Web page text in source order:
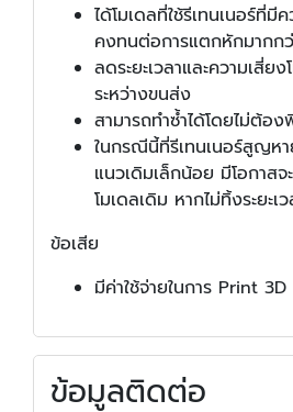
ได้โมเดลที่ใช้รีเทนเนอร์ที่มี
คงทนต่อการแตกหักมากก
ลดระยะเวลาและความเสี่ย
ระหว่างขนส่ง
สามารถทำซ้ำได้โดยไม่ต้อ
ในกรณีนี้ที่รีเทนเนอร์สูญห
แนวเดิมเล็กน้อย มีโอกาสจ
โมเดลเดิม หากไม่ทิ้งระยะเ
ข้อเสีย
มีค่าใช้จ่ายในการ Print
ข้อมูลติดต่อ